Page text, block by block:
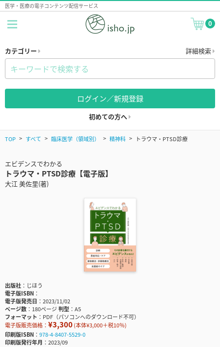
医学・医療の電子コンテンツ配信サービス
0
カテゴリー 詳細検索
ログイン／新規登録
初めての方へ
TOP すべて 臨床医学（領域別） 精神科 トラウマ・PTSD診療
エビデンスでわかる
トラウマ・PTSD診療【電子版】
大江 美佐里(著)
出版社
じほう
電子版ISBN
電子版発売日
2023/11/02
ページ数
180ページ判型
A5
フォーマット
PDF（パソコンへのダウンロード不可）
電子版販売価格： ¥3,300(本体¥3,000＋税10％)
印刷版ISBN
978-4-8407-5529-0
印刷版発行年月
2023/09